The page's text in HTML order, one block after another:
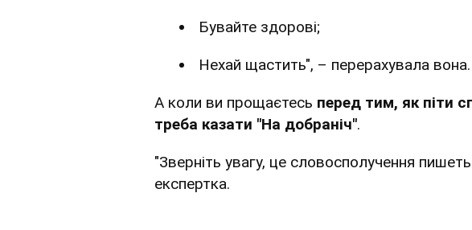
Бувайте здорові;
Нехай щастить", – перерахувала вона.
А коли ви прощаєтесь перед тим, як піти
треба казати "На добраніч".
"Зверніть увагу, це словосполучення
експертка.